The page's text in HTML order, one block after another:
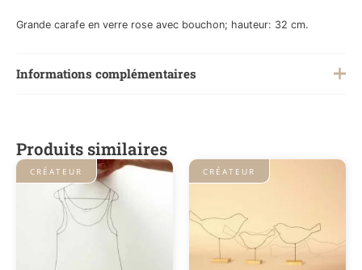
Grande carafe en verre rose avec bouchon; hauteur: 32 cm.
Informations complémentaires
Produits similaires
CRÉATEUR CRÉATEUR